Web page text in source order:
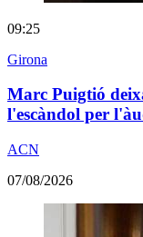
09:25
Girona
Marc Puigtió
l'escàndol per
ACN
07/08/2026